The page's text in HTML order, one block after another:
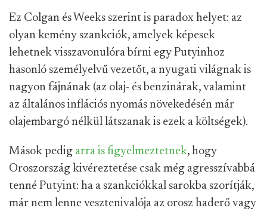
Ez Colgan és Weeks szerint is paradox helyet: az
olyan kemény szankciók, amelyek képesek
lehetnek visszavonulóra bírni egy Putyinhoz
hasonló személyelvű vezetőt, a nyugati világnak is
nagyon fájnának (az olaj- és benzinárak, valamint
az általános inflációs nyomás növekedésén már
olajembargó nélkül látszanak is ezek a költségek).
Mások pedig arra is figyelmeztetnek, hogy
Oroszország kivéreztetése csak még agresszívabbá
tenné Putyint: ha a szankciókkal sarokba szorítják,
már nem lenne vesztenivalója az orosz haderő vagy